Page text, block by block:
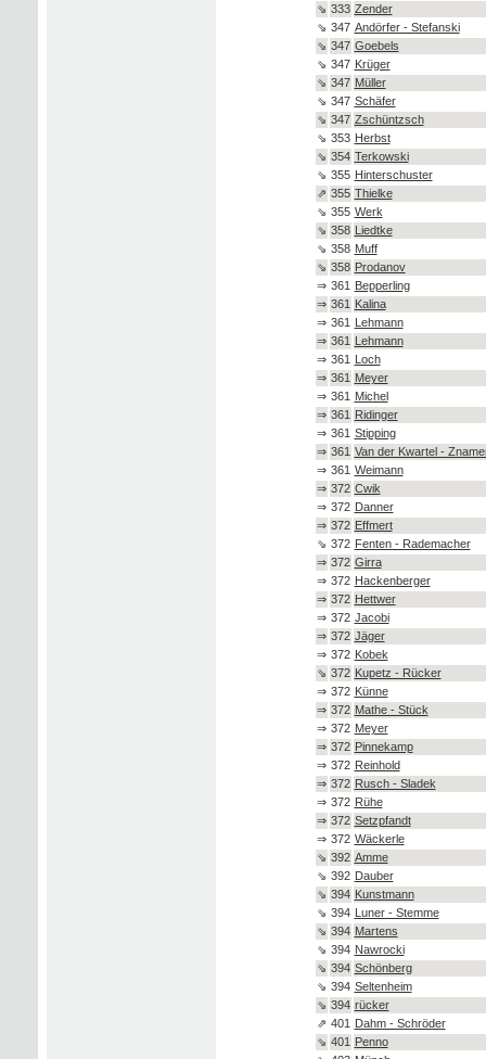
⇘ 333 Zender
⇘ 347 Andörfer - Stefanski
⇘ 347 Goebels
⇘ 347 Krüger
⇘ 347 Müller
⇘ 347 Schäfer
⇘ 347 Zschüntzsch
⇘ 353 Herbst
⇘ 354 Terkowski
⇘ 355 Hinterschuster
⇗ 355 Thielke
⇘ 355 Werk
⇘ 358 Liedtke
⇘ 358 Muff
⇘ 358 Prodanov
⇒ 361 Bepperling
⇒ 361 Kalina
⇒ 361 Lehmann
⇒ 361 Lehmann
⇒ 361 Loch
⇒ 361 Meyer
⇒ 361 Michel
⇒ 361 Ridinger
⇒ 361 Stipping
⇒ 361 Van der Kwartel -
⇒ 361 Weimann
⇒ 372 Cwik
⇒ 372 Danner
⇒ 372 Effmert
⇘ 372 Fenten - Rademacher
⇒ 372 Girra
⇒ 372 Hackenberger
⇒ 372 Hettwer
⇒ 372 Jacobi
⇒ 372 Jäger
⇒ 372 Kobek
⇘ 372 Kupetz - Rücker
⇒ 372 Künne
⇒ 372 Mathe - Stück
⇒ 372 Meyer
⇒ 372 Pinnekamp
⇒ 372 Reinhold
⇒ 372 Rusch - Sladek
⇒ 372 Rühe
⇒ 372 Setzpfandt
⇒ 372 Wäckerle
⇘ 392 Amme
⇘ 392 Dauber
⇘ 394 Kunstmann
⇘ 394 Luner - Stemme
⇘ 394 Martens
⇘ 394 Nawrocki
⇘ 394 Schönberg
⇘ 394 Seltenheim
⇘ 394 rücker
⇗ 401 Dahm - Schröder
⇘ 401 Penno